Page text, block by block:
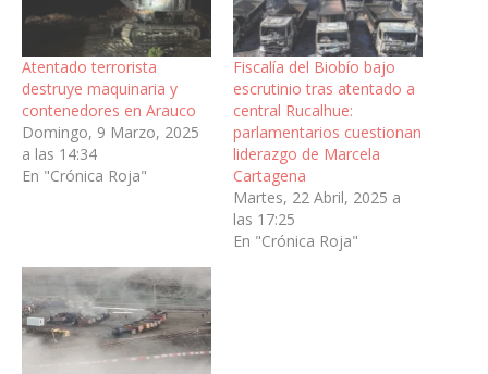
Atentado terrorista
destruye maquinaria y
contenedores en Arauco
Domingo, 9 Marzo, 2025
a las 14:34
En "Crónica Roja"
Fiscalía del Biobío bajo
escrutinio tras atentado a
central Rucalhue:
parlamentarios cuestionan
liderazgo de Marcela
Cartagena
Martes, 22 Abril, 2025 a
las 17:25
En "Crónica Roja"